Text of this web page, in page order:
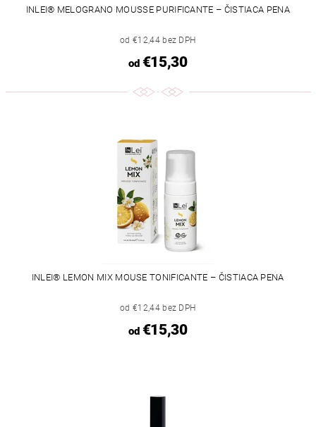
INLEI® MELOGRANO MOUSSE PURIFICANTE – ČISTIACA PENA
od €12,44 bez DPH
od€15,30
INLEI® LEMON MIX MOUSE TONIFICANTE – ČISTIACA PENA
od €12,44 bez DPH
od€15,30